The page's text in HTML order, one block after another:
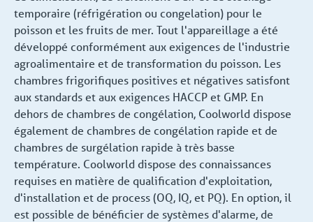
temporaire (réfrigération ou congelation) pour le
poisson et les fruits de mer. Tout l'appareillage a été
développé conformément aux exigences de l'industrie
agroalimentaire et de transformation du poisson. Les
chambres frigorifiques positives et négatives satisfont
aux standards et aux exigences HACCP et GMP. En
dehors de chambres de congélation, Coolworld dispose
également de chambres de congélation rapide et de
chambres de surgélation rapide à très basse
température. Coolworld dispose des connaissances
requises en matière de qualification d'exploitation,
d'installation et de process (OQ, IQ, et PQ). En option, il
est possible de bénéficier de systèmes d'alarme, de